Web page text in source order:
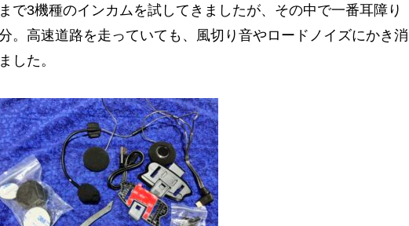
で3機種のインカムを試してきましたが、その中で一番耳障り
。高速道路を走っていても、風切り音やロードノイズにかき消
した。